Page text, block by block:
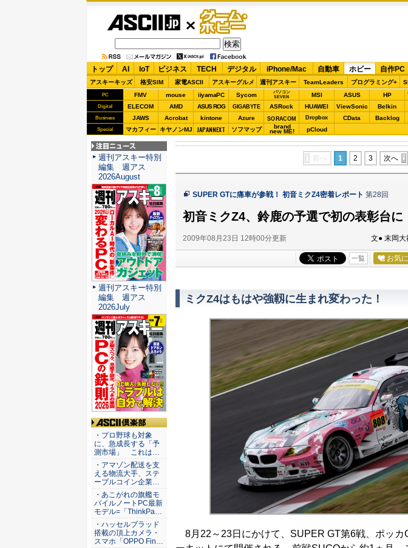
ゲーム・
ホビー
トップ AI IoT ビジネス TECH デジタル iPhone/Mac 自動車 ホビー 自作PC
アスキーキッズ 格安SIM 家電ASCII アスキーグルメ 週刊アスキー TeamLeaders プログラミング+
PC FMV mouse iiyamaPC Sycom
パソコン
SEVEN
MSI ASUS HP
Digital ELECOM AMD ASUS ROG GIGABYTE ASRock HUAWEI ViewSonic Belkin
Business JAWS Acrobat kintone Azure SORACOM Dropbox CData Backlog
Special マカフィー キヤノンMJ JAPANNEXT ソフマップ brand
new ME! pCloud
前へ 1 2 3 次へ
SUPER GTに痛車が参戦！ 初音ミクZ4密着レポート 第28回
初音ミクZ4、鈴鹿の予選で初の表彰台に
2009年08月23日 12時00分更新 文● 末岡
一覧 お気
ミクZ4はもはや強靱に生まれ変わった！
8月22～23日にかけて、SUPER GT第6戦、ポッカ
注目ニュース
週刊アスキー特別
編集 週アス
2026August
週刊アスキー特別
編集 週アス
2026July
ASCII倶楽部
・プロ野球も対象
に、急成長する「予
測市場」 これは…
・アマゾン配送を支
える物流大手、ステ
ーブルコイン企業…
・あこがれの旗艦モ
バイルノートPC最新
モデル=「ThinkPa…
・ハッセルブラッド
搭載の頂上カメラ・
スマホ「OPPO Fin…